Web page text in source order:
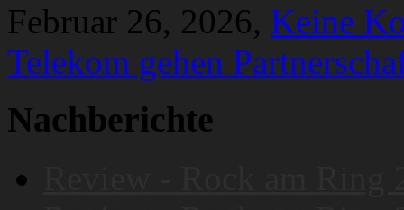
Februar 26, 2026, Keine
Telekom gehen
Nachberichte